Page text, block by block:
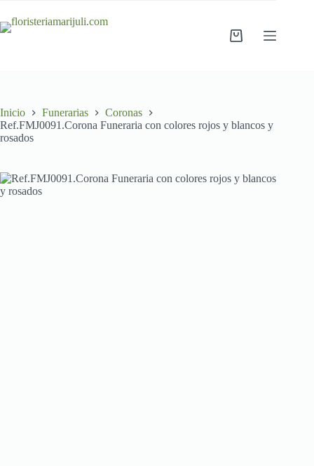
contenido
Carro
Inicio Funerarias
Coronas
Ref.FMJ0091.Corona Funeraria con colores rojos y blancos y
rosados